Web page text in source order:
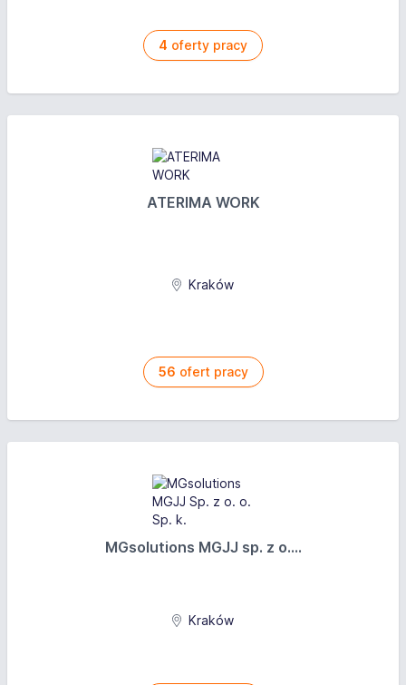
4 oferty pracy
ATERIMA WORK
Kraków
56 ofert pracy
MGsolutions MGJJ sp. z o....
Kraków